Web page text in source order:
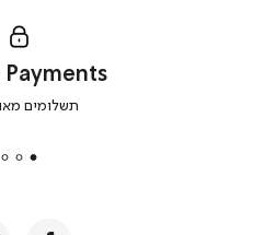
|
Payments
תשלומים